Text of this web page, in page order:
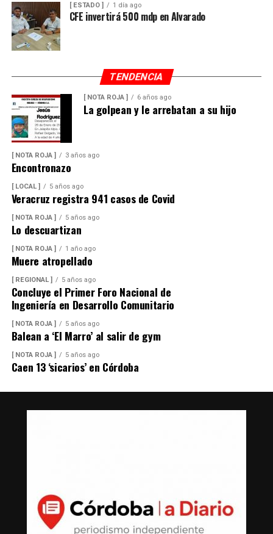
[ ESTADO ] 1 día ago
CFE invertirá 500 mdp en Alvarado
TENDENCIA
[ NOTA ROJA ] 6 años ago
La golpean y le arrebatan a su hijo
[ NOTA ROJA ] 3 años ago
Encontronazo
[ LOCAL ] 5 años ago
Veracruz registra 941 casos de Covid
[ NOTA ROJA ] 5 años ago
Lo descuartizan
[ NOTA ROJA ] 1 año ago
Muere atropellado
[ REGIONAL ] 5 años ago
Concluye el Primer Foro Nacional de
Ingeniería en Desarrollo Comunitario
[ NOTA ROJA ] 5 años ago
Balean a ‘El Marro’ al salir de gym
[ NOTA ROJA ] 5 años ago
Caen 13 ‘sicarios’ en Córdoba